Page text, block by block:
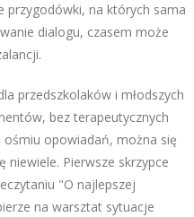
przygodówki, na których sama
dialogu, czasem może
przedszkolaków i młodszych
bez terapeutycznych
opowiadań, można się
Pierwsze skrzypce
"O najlepszej
na warsztat sytuacje